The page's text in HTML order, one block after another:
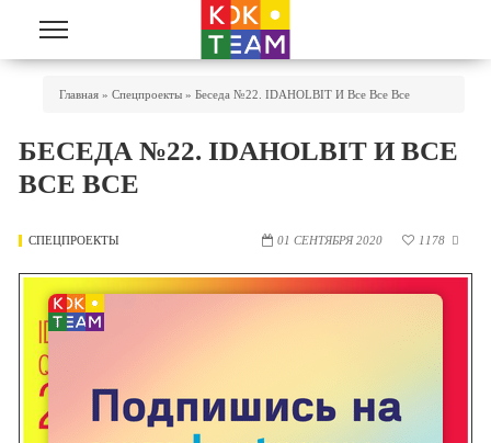
Перейти к основному содержанию
Главная » Спецпроекты » Беседа №22. IDAHOLBIT И Все Все Все
БЕСЕДА №22. IDAHOLBIT И ВСЕ
ВСЕ ВСЕ
СПЕЦПРОЕКТЫ 01 СЕНТЯБРЯ 2020 1178 